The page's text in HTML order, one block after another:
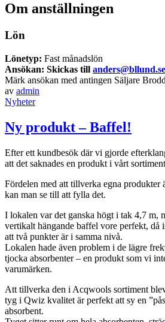
Om anställningen
Lön
Lönetyp: Fast månadslön
Ansökan: Skickas till anders@bllund.se
Märk ansökan med antingen Säljare
av admin
Nyheter
Ny produkt – Baffel!
Efter ett kundbesök där vi gjorde
att det saknades en produkt i vårt
Fördelen med att tillverka egna produkter
kan man se till att fylla det.
I lokalen var det ganska högt i tak 4,7 m,
vertikalt hängande baffel vore perfekt, då
att två punkter är i samma nivå.
Lokalen hade även problem i de lägre
tjocka absorbenter – en produkt som vi
varumärken.
Att tillverka den i Acqwools sortiment
tyg i Qwiz kvalitet är perfekt att sy en
absorbent.